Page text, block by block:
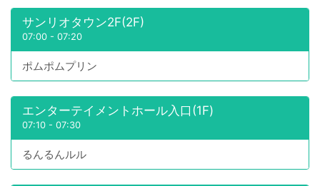
サンリオタウン2F(2F)
07:00 - 07:20
ポムポムプリン
エンターテイメントホール入口(1F)
07:10 - 07:30
るんるんルル